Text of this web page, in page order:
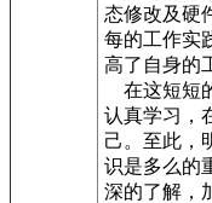
态修改及硬
每的工作实
高了自身的
在这短短
认真学习，
己。至此，
识是多么的
深的了解，